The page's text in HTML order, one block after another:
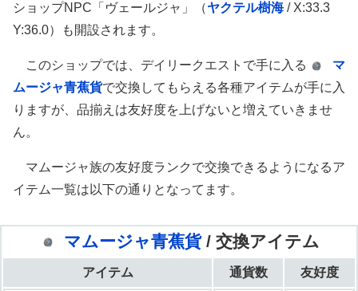
ショップNPC「ヴェールジャ」（ヤクテル樹海/ X:33.3
Y:36.0）も開設されます。
このショップでは、デイリークエストで手に入る
マ
ムージャ青蕉貨で交換してもらえる各種アイテムが手に入
りますが、品揃えは友好度を上げないと増えていきませ
ん。
マムージャ族の友好度ランクで交換できるようになるア
イテム一覧は以下の通りとなってます。
マムージャ青蕉貨/ 交換アイテム
アイテム 通貨数 友好度